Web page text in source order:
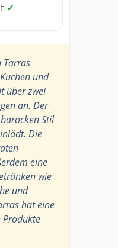
✓
Tarras
und
über zwei
an. Der
Stil
Die
eine
wie
und
hat eine
Produkte